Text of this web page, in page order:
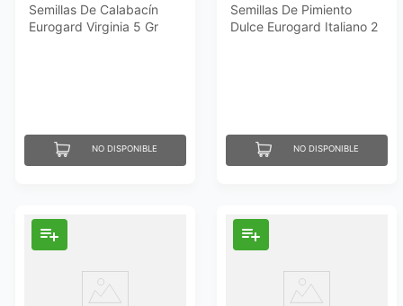
Semillas De Calabacín
Eurogard Virginia 5 Gr
NO DISPONIBLE
Semillas De Pimiento
Dulce Eurogard Italiano 2
NO DISPONIBLE